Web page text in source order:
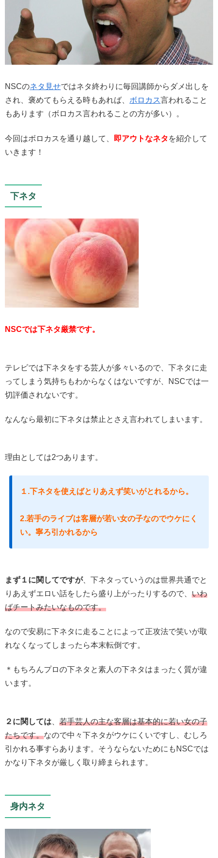
NSCのネタ見せではネタ終わりに毎回講師からダメ出しを
され、褒めてもらえる時もあれば、 ボロカス言われること
もあります（ボロカス言われることの方が多い）。
今回はボロカスを通り越して、 即アウトなネタ を紹介して
いきます！
下ネタ
NSCでは下ネタ厳禁です。
テレビでは下ネタをする芸人が多々いるので、下ネタに走
ってしまう気持ちもわからなくはないですが、NSCでは一
切評価されないです。
なんなら最初に下ネタは禁止とさえ言われてしまいます。
理由としては2つあります。
１.下ネタを使えばとりあえず笑いがとれるから。
2.若手のライブは客層が若い女の子なのでウケにく
い。寧ろ引かれるから
まず１に関してですが、下ネタっていうのは世界共通でと
りあえずエロい話をしたら盛り上がったりするので、 いわ
ばチートみたいなものです。
なので安易に下ネタに走ることによって正攻法で笑いが取
れなくなってしまったら本末転倒です。
＊もちろんプロの下ネタと素人の下ネタはまったく質が違
います。
２に関しては
若手芸人の主な客層は基本的に若い女の子
たちです。なので中々下ネタがウケにくいですし、むしろ
引かれる事すらあります。そうならないためにもNSCでは
かなり下ネタが厳しく取り締まられます。
身内ネタ